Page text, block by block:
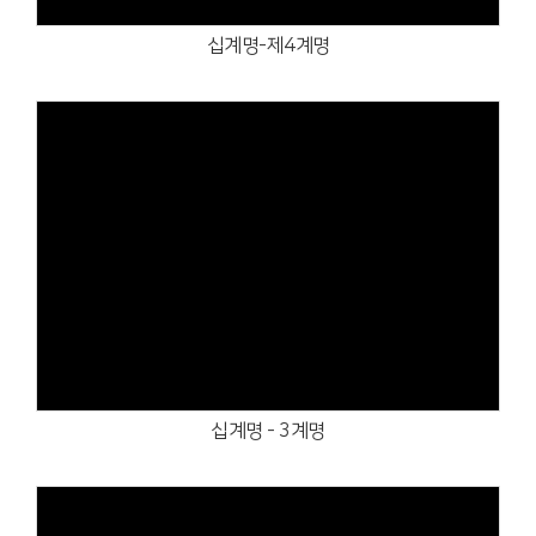
십계명-제4계명
십계명 - 3계명